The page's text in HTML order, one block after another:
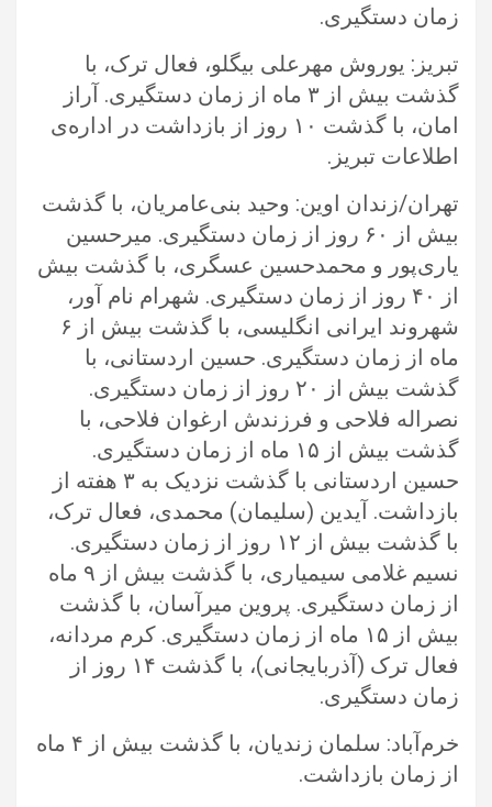
زمان دستگیری.‏
تبریز: یوروش مهرعلی بیگلو، فعال ترک، با
گذشت بیش از ۳ ماه از زمان دستگیری. آراز
امان، با گذشت ۱۰ روز از بازداشت در اداره‌ی
اطلاعات ‏تبریز.‏
تهران/زندان اوین: وحید بنی‌عامریان، با گذشت
بیش از ۶۰ روز از زمان دستگیری. میرحسین
یاری‌پور و محمدحسین عسگری، با گذشت بیش
از ‏‏۴۰ روز از زمان دستگیری. شهرام نام آور،
شهروند ایرانی انگلیسی، با گذشت بیش از ۶
ماه از زمان دستگیری. حسین اردستانی، با
گذشت بیش ‏از ۲۰ روز از زمان دستگیری.
نصراله فلاحی و فرزندش ارغوان فلاحی، با
گذشت بیش از ۱۵ ماه از زمان دستگیری.
حسین اردستانی با گذشت ‏نزدیک به ۳ هفته از
بازداشت. آیدین (سلیمان) محمدی، فعال ترک،
با گذشت بیش از ۱۲ روز از زمان دستگیری.
نسیم غلامی سیمیاری، با ‏گذشت بیش از ۹ ماه
از زمان دستگیری. پروین میرآسان، با گذشت
بیش از ۱۵ ماه از زمان دستگیری. کرم مردانه،
فعال ترک (آذربایجانی)، با ‏گذشت ۱۴ روز از
زمان دستگیری.‏
خرم‌آباد: سلمان زندیان، با گذشت بیش از ۴ ماه
از زمان بازداشت.‏